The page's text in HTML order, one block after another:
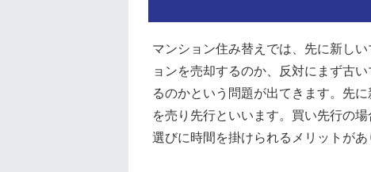
マンション住み替えでは、先に新し
ョンを売却するのか、反対にまず古
るのかという問題が出てきます。先
を売り先行といいます。買い先行の
選びに時間を掛けられるメリットがあ